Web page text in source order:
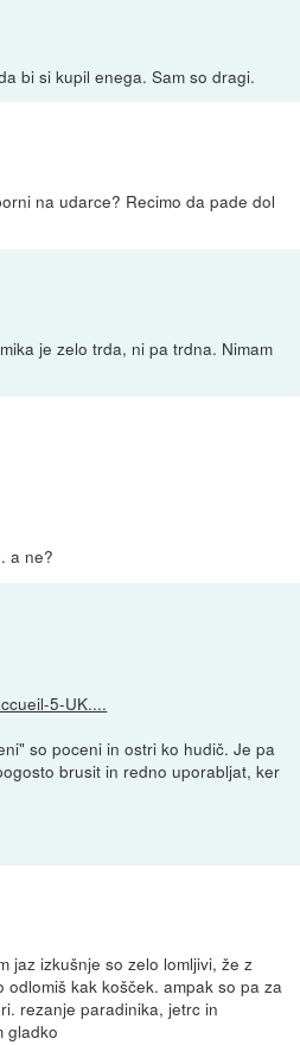
bi si kupil enega. Sam so dragi.
na udarce? Recimo da pade dol
je zelo trda, ni pa trdna. Nimam
a ne?
5-UK....
so poceni in ostri ko hudič. Je pa
brusit in redno uporabljat, ker
jaz izkušnje so zelo lomljivi, že z
kak košček. ampak so pa za
rezanje paradinika, jetrc in
gladko